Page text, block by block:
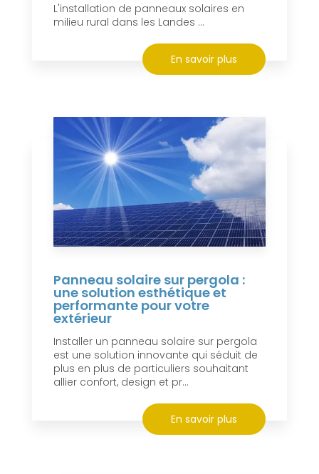
L'installation de panneaux solaires en
milieu rural dans les Landes ...
En savoir plus
Panneau solaire sur pergola :
une solution esthétique et
performante pour votre
extérieur
Installer un panneau solaire sur pergola
est une solution innovante qui séduit de
plus en plus de particuliers souhaitant
allier confort, design et pr...
En savoir plus